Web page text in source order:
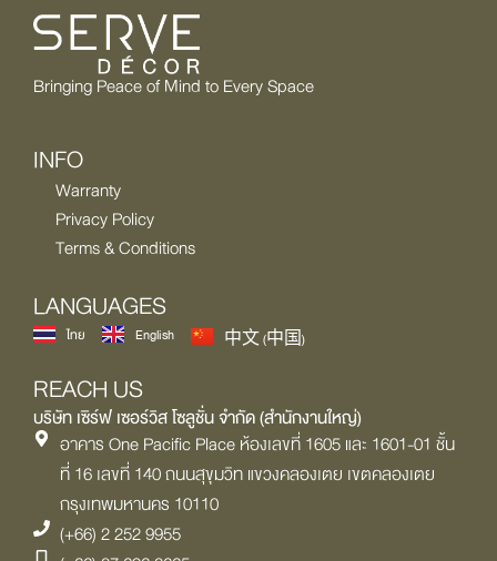
Bringing Peace of Mind to Every Space
INFO
Warranty
Privacy Policy
Terms & Conditions
LANGUAGES
ไทย English 中文 (中国)
REACH US
บริษัท เซิร์ฟ เซอร์วิส โซลูชั่น จำกัด (สำนักงานใหญ่)
อาคาร One Pacific Place ห้องเลขที่ 1605 และ 1601-01 ชั้น
ที่ 16 เลขที่ 140 ถนนสุขุมวิท แขวงคลองเตย เขตคลองเตย
กรุงเทพมหานคร 10110
(+66) 2 252 9955